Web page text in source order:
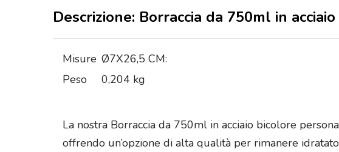
Descrizione: Borraccia da 750ml in
Misure Ø7X26,5 CM:
Peso
0,204 kg
La nostra Borraccia da 750ml in acciaio bicolore
offrendo un’opzione di alta qualità per rimanere